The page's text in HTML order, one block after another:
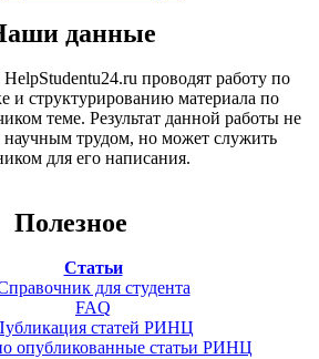
данные
проводят работу по
и структурированию материала по
теме. Результат данной работы не
научным трудом, но может служить
для его написания.
Полезное
Статьи
для студента
FAQ
статей РИНЦ
опубликованные статьи РИНЦ